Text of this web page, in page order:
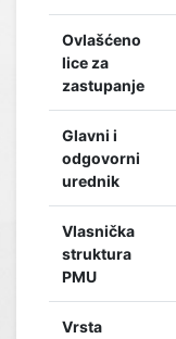
Ovlašćeno
lice za
zastupanje
Glavni i
odgovorni
urednik
Vlasnička
struktura
PMU
Vrsta